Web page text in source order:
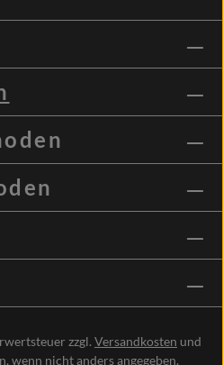
zzgl. Versandkosten und
wenn nicht anders angegeben.